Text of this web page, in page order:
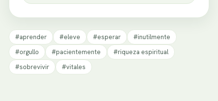
#aprender #eleve #esperar
#inutilmente
#orgullo
#pacientemente
#riqueza espiritual
#sobrevivir
#vitales